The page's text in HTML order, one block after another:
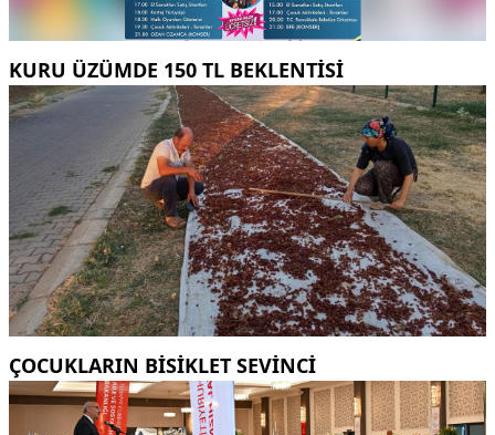
KURU ÜZÜMDE 150 TL BEKLENTISI
ÇOCUKLARIN BISIKLET SEVINCI